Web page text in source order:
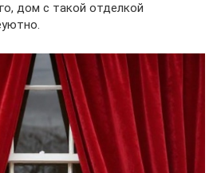
дом с такой отделкой